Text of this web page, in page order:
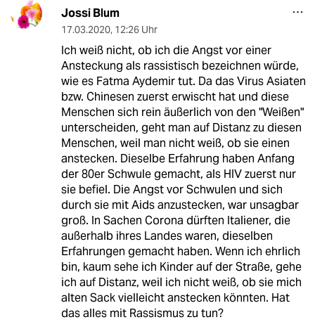
Jossi Blum
17.03.2020, 12:26 Uhr
Ich weiß nicht, ob ich die Angst vor einer
Ansteckung als rassistisch bezeichnen würde,
wie es Fatma Aydemir tut. Da das Virus Asiaten
bzw. Chinesen zuerst erwischt hat und diese
Menschen sich rein äußerlich von den "Weißen"
unterscheiden, geht man auf Distanz zu diesen
Menschen, weil man nicht weiß, ob sie einen
anstecken. Dieselbe Erfahrung haben Anfang
der 80er Schwule gemacht, als HIV zuerst nur
sie befiel. Die Angst vor Schwulen und sich
durch sie mit Aids anzustecken, war unsagbar
groß. In Sachen Corona dürften Italiener, die
außerhalb ihres Landes waren, dieselben
Erfahrungen gemacht haben. Wenn ich ehrlich
bin, kaum sehe ich Kinder auf der Straße, gehe
ich auf Distanz, weil ich nicht weiß, ob sie mich
alten Sack vielleicht anstecken könnten. Hat
das alles mit Rassismus zu tun?